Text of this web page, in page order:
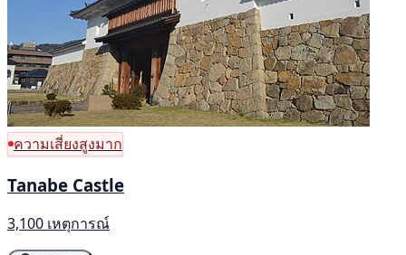
ความเสี่ยงสูงมาก
Tanabe Castle
3,100 เหตุการณ์